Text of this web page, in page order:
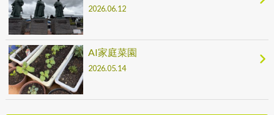
2026.06.12
AI家庭菜園
2026.05.14